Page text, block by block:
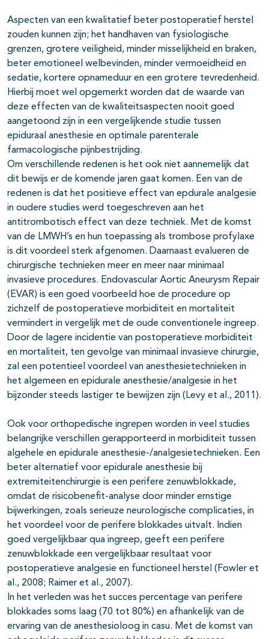
Aspecten van een kwalitatief beter postoperatief herstel
zouden kunnen zijn; het handhaven van fysiologische
grenzen, grotere veiligheid, minder misselijkheid en braken,
beter emotioneel welbevinden, minder vermoeidheid en
sedatie, kortere opnameduur en een grotere tevredenheid.
Hierbij moet wel opgemerkt worden dat de waarde van
deze effecten van de kwaliteitsaspecten nooit goed
aangetoond zijn in een vergelijkende studie tussen
epiduraal anesthesie en optimale parenterale
farmacologische pijnbestrijding.
Om verschillende redenen is het ook niet aannemelijk dat
dit bewijs er de komende jaren gaat komen. Een van de
redenen is dat het positieve effect van epdurale analgesie
in oudere studies werd toegeschreven aan het
antitrombotisch effect van deze techniek. Met de komst
van de LMWH’s en hun toepassing als trombose profylaxe
is dit voordeel sterk afgenomen. Daarnaast evalueren de
chirurgische technieken meer en meer naar minimaal
invasieve procedures. Endovascular Aortic Aneurysm Repair
(EVAR) is een goed voorbeeld hoe de procedure op
zichzelf de postoperatieve morbiditeit en mortaliteit
vermindert in vergelijk met de oude conventionele ingreep.
Door de lagere incidentie van postoperatieve morbiditeit
en mortaliteit, ten gevolge van minimaal invasieve chirurgie,
zal een potentieel voordeel van anesthesietechnieken in
het algemeen en epidurale anesthesie/analgesie in het
bijzonder steeds lastiger te bewijzen zijn (Levy et al., 2011).
Ook voor orthopedische ingrepen worden in veel studies
belangrijke verschillen gerapporteerd in morbiditeit tussen
algehele en epidurale anesthesie-/analgesietechnieken. Een
beter alternatief voor epidurale anesthesie bij
extremiteitenchirurgie is een perifere zenuwblokkade,
omdat de risicobenefit-analyse door minder ernstige
bijwerkingen, zoals serieuze neurologische complicaties, in
het voordeel voor de perifere blokkades uitvalt. Indien
goed vergelijkbaar qua ingreep, geeft een perifere
zenuwblokkade een vergelijkbaar resultaat voor
postoperatieve analgesie en functioneel herstel (Fowler et
al., 2008; Raimer et al., 2007).
In het verleden was het succes percentage van perifere
blokkades soms laag (70 tot 80%) en afhankelijk van de
ervaring van de anesthesioloog in casu. Met de komst van